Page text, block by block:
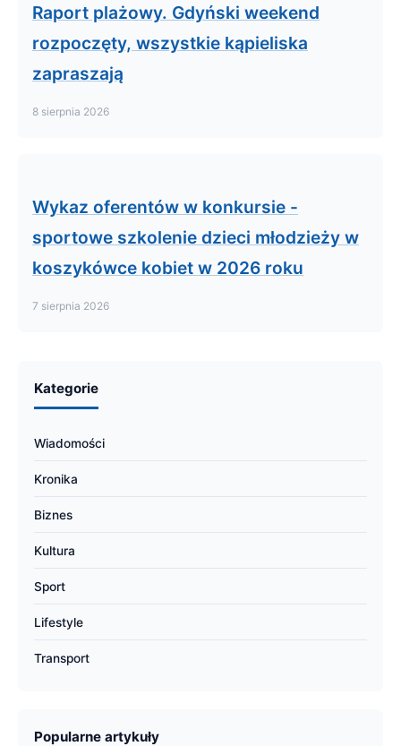
Raport plażowy. Gdyński weekend
rozpoczęty, wszystkie kąpieliska
zapraszają
8 sierpnia 2026
Wykaz oferentów w konkursie -
sportowe szkolenie dzieci młodzieży w
koszykówce kobiet w 2026 roku
7 sierpnia 2026
Kategorie
Wiadomości
Kronika
Biznes
Kultura
Sport
Lifestyle
Transport
Popularne artykuły